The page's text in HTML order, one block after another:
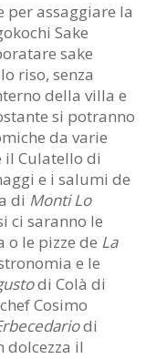
per assaggiare la
Sake
sake
riso, senza
della villa e
si potranno
da varie
il Culatello di
e i salumi de
di Monti Lo
ci saranno le
o le pizze de La
e le
di Colà di
Cosimo
di
dolcezza il